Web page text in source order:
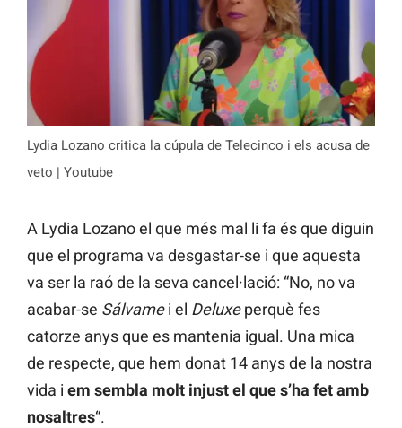
Lydia Lozano critica la cúpula de Telecinco i els acusa de
veto | Youtube
A Lydia Lozano el que més mal li fa és que diguin
que el programa va desgastar-se i que aquesta
va ser la raó de la seva cancel·lació: “No, no va
acabar-se Sálvamei el Deluxeperquè fes
catorze anys que es mantenia igual. Una mica
de respecte, que hem donat 14 anys de la nostra
vida i em sembla molt injust el que s’ha fet amb
nosaltres“.